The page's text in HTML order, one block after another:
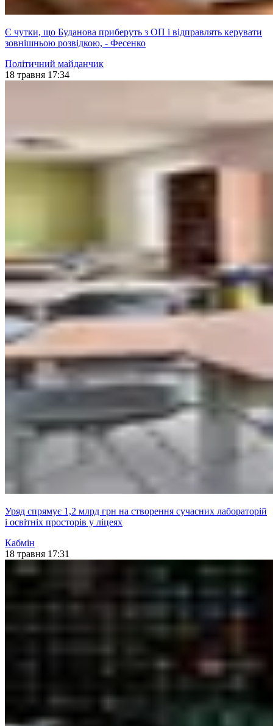
Є чутки, що Буданова приберуть з ОП і відправлять керувати
зовнішньою розвідкою, - Фесенко
Політичний майданчик
18 травня 17:34
Уряд спрямує 1,2 млрд грн на створення сучасних лабораторій
і освітніх просторів у ліцеях
Кабмін
18 травня 17:31